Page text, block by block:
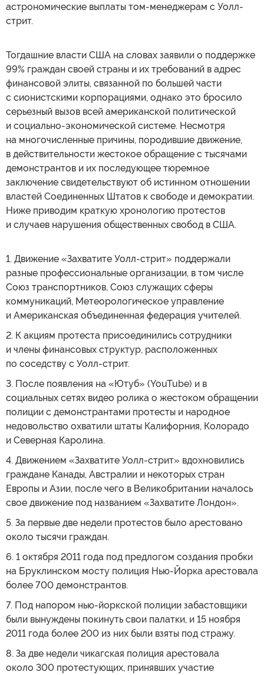
астрономические выплаты том-менеджерам с Уолл-
стрит.
Тогдашние власти США на словах заявили о поддержке
99% граждан своей страны и их требований в адрес
финансовой элиты, связанной по большей части
с сионистскими корпорациями, однако это бросило
серьезный вызов всей американской политической
и социально-экономической системе. Несмотря
на многочисленные причины, породившие движение,
в действительности жестокое обращение с тысячами
демонстрантов и их последующее тюремное
заключение свидетельствуют об истинном отношении
властей Соединенных Штатов к свободе и демократии.
Ниже приводим краткую хронологию протестов
и случаев нарушения общественных свобод в США.
1. Движение «Захватите Уолл-стрит» поддержали
разные профессиональные организации, в том числе
Союз транспортников, Союз служащих сферы
коммуникаций, Метеорологическое управление
и Американская объединенная федерация учителей.
2. К акциям протеста присоединились сотрудники
и члены финансовых структур, расположенных
по соседству с Уолл-стрит.
3. После появления на «Ютуб» (YouTube) и в
социальных сетях видео ролика о жестоком обращении
полиции с демонстрантами протесты и народное
недовольство охватили штаты Калифорния, Колорадо
и Северная Каролина.
4. Движением «Захватите Уолл-стрит» вдохновились
граждане Канады, Австралии и некоторых стран
Европы и Азии, после чего в Великобритании началось
свое движение под названием «Захватите Лондон».
5. За первые две недели протестов было арестовано
около тысячи граждан.
6. 1 октября 2011 года под предлогом создания пробки
на Бруклинском мосту полиция Нью-Йорка арестовала
более 700 демонстрантов.
7. Под напором нью-йоркской полиции забастовщики
были вынуждены покинуть свои палатки, и 15 ноября
2011 года более 200 из них были взяты под стражу.
8. За две недели чикагская полиция арестовала
около 300 протестующих, принявших участие